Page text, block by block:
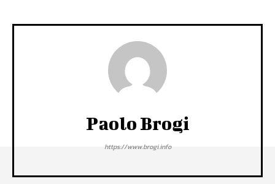
Paolo Brogi
https://www.brogi.info